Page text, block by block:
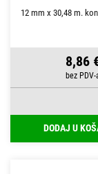
12 mm x 30,48 m.
8,86
DODAJ U